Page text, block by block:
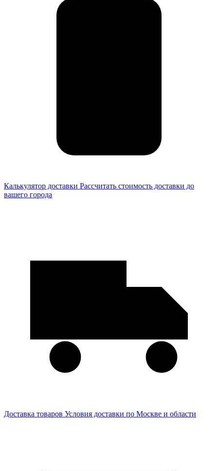
Калькулятор доставки Рассчитать стоимость доставки до
вашего города
Доставка товаров Условия доставки по Москве и области